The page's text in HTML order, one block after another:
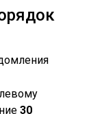
30